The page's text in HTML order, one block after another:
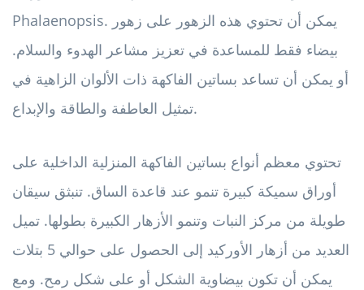
Phalaenopsis. يمكن أن تحتوي هذه الزهور على زهور
بيضاء فقط للمساعدة في تعزيز مشاعر الهدوء والسلام.
أو يمكن أن تساعد بساتين الفاكهة ذات الألوان الزاهية في
تمثيل العاطفة والطاقة والإبداع.
تحتوي معظم أنواع بساتين الفاكهة المنزلية الداخلية على
أوراق سميكة كبيرة تنمو عند قاعدة الساق. تنبثق سيقان
طويلة من مركز النبات وتنمو الأزهار الكبيرة بطولها. تميل
العديد من أزهار الأوركيد إلى الحصول على حوالي 5 بتلات
يمكن أن تكون بيضاوية الشكل أو على شكل رمح. ومع